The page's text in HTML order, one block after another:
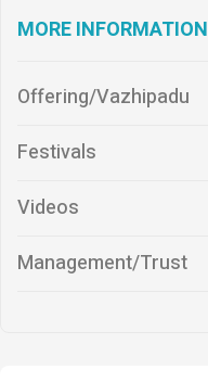
MORE INFORMATION
Offering/Vazhipadu
Festivals
Videos
Management/Trust